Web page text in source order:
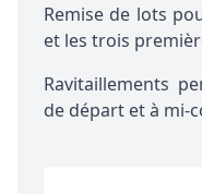
Remise de lots
et les trois
Ravitaillements
de départ et à mi-